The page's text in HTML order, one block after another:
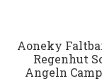
Aoneky
Regenhut
Angeln